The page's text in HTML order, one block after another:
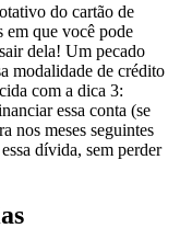
do cartão de
em que você pode
dela! Um pecado
modalidade de crédito
com a dica 3:
essa conta (se
nos meses seguintes
dívida, sem perder